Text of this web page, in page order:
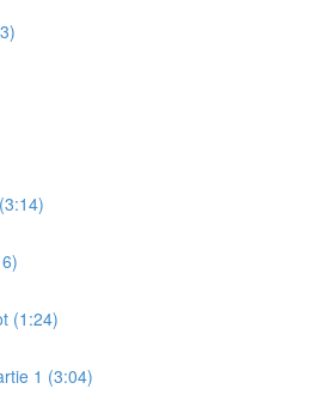
(1:24)
1 (3:04)